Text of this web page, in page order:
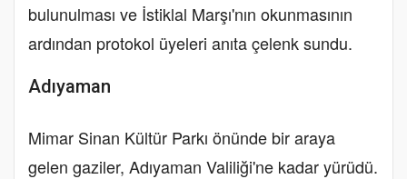
bulunulması ve İstiklal Marşı'nın okunmasının
ardından protokol üyeleri anıta çelenk sundu.
Adıyaman
Mimar Sinan Kültür Parkı önünde bir araya
gelen gaziler, Adıyaman Valiliği'ne kadar yürüdü.